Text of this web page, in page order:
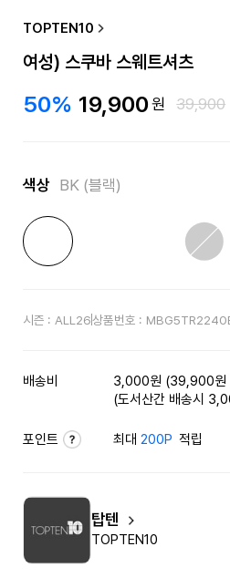
TOPTEN10
여성) 스쿠바 스웨트셔츠
50% 19,900원 39,900
색상 BK (블랙)
시즌 : ALL26상품번호 :
배송비
3,000원 (39,900원
(도서산간 배송시
포인트 최대200P 적립
탑텐
TOPTEN10